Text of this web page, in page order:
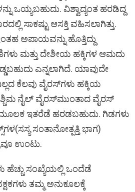
ಒಯ್ಯಬಹುದು. ವಿಶ್ವಾದ್ಯಂತ ಹರಡಿದ್ದ
ಸಾಕಷ್ಟು ಆಸಕ್ತಿ ವಹಿಸಲಾಗಿತ್ತು.
ಅಪಾಯವನ್ನು ಹೊತ್ತಿದ್ದು
ಮತ್ತು ದೇಶೀಯ ಹಕ್ಕಿಗಳ ಆಮದು
ಎನ್ನಲಾಗಿದೆ. ಯಾವುದೇ
ಕೆಲವು ವೈರಸ್‌ಗಳು ಹಕ್ಕಿಯ
ನೈಲ್‌ ವೈರಸ್‌ಮುಂತಾದ ವೈರಸ್
ಇತರೆಡೆ ಹರಡಬಹುದು. ಗಿಡಗಳು
ಸಂತಾನೋತ್ಪತ್ತಿ ಭಾಗ)
ಉಂಟು.
ಸಂಖ್ಯೆಯಲ್ಲಿ ಒಂದೆಡೆ
ತಮ್ಮ ಅನುಕೂಲಕ್ಕೆ